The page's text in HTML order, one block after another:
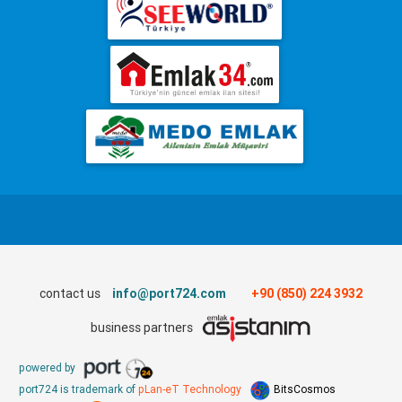
contact us info@port724.com +90 (850) 224 3932
business partners
powered by
port724 is trademark of pLan-eT Technology BitsCosmos